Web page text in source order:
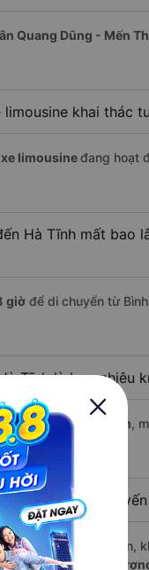
Quang Dũng - Mến
khai thác
limousineđang hoạt
Hà Tĩnh mất bao
giờ để di chuyển từ
Tĩnh là bao nhiêu
dài khoảng 894 km,
limousine trên
hoạt động trên tuyến,
Dũng - Mến